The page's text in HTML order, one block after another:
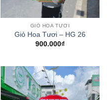
GIỎ HOA TƯƠI
Giỏ Hoa Tươi – HG 26
900.000₫